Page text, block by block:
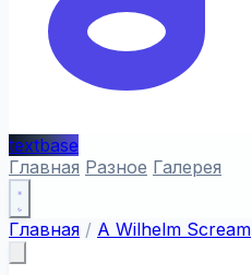
textbase
Главная Разное Галерея
Главная / A Wilhelm Scream